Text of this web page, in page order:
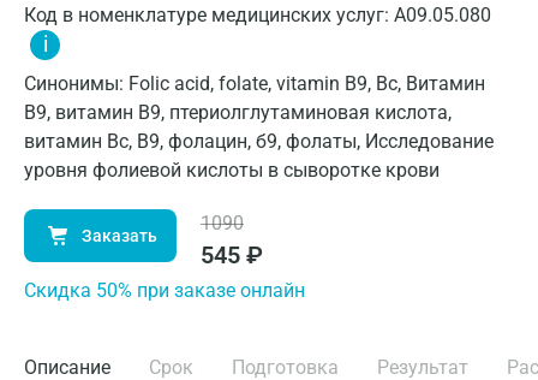
Код в номенклатуре медицинских услуг: A09.05.080
i
Синонимы: Folic acid, folate, vitamin B9, Bc, Витамин
В9, витамин B9, птериолглутаминовая кислота,
витамин Вс, В9, фолацин, б9, фолаты, Исследование
уровня фолиевой кислоты в сыворотке крови
Заказать
1090
545 ₽
Cкидка 50% при заказе онлайн
Описание Срок Подготовка Результат